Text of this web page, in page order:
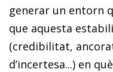
generar un entorn
que aquesta
(credibilitat,
d’incertesa...) en